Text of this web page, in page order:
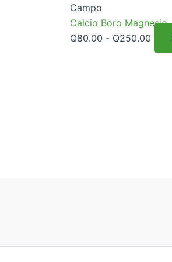
Campo
Calcio Boro Magnesio
Q80.00 - Q250.00